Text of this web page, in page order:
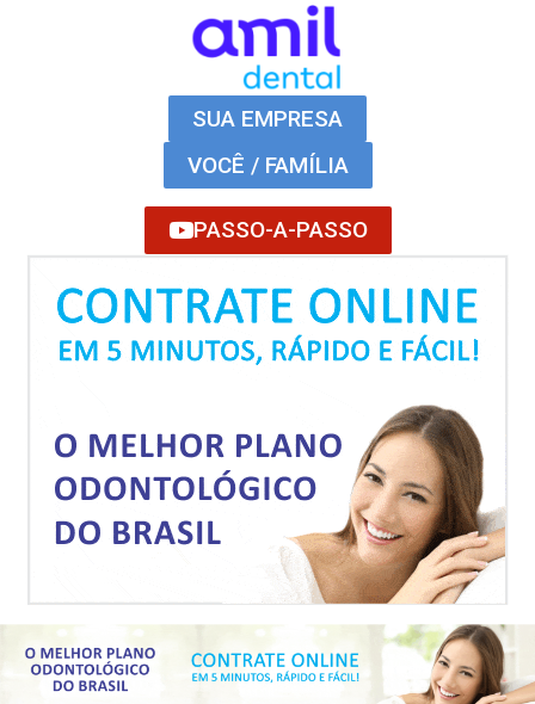
SUA EMPRESA
VOCÊ / FAMÍLIA
PASSO-A-PASSO